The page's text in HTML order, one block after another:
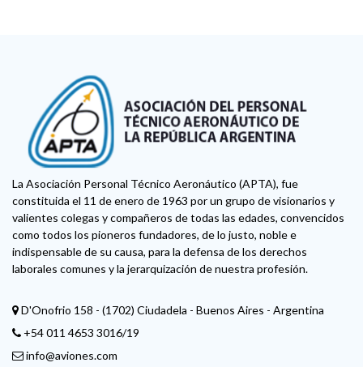
La Asociación Personal Técnico Aeronáutico (APTA), fue
constituida el 11 de enero de 1963 por un grupo de visionarios y
valientes colegas y compañeros de todas las edades, convencidos
como todos los pioneros fundadores, de lo justo, noble e
indispensable de su causa, para la defensa de los derechos
laborales comunes y la jerarquización de nuestra profesión.
D'Onofrio 158 - (1702) Ciudadela - Buenos Aires - Argentina
+54 011 4653 3016/19
info@aviones.com